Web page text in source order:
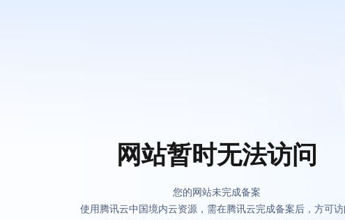
网站暂时无法访问
您的网站未完成备案
使用腾讯云中国境内云资源，需在腾讯云完成备案后，方可